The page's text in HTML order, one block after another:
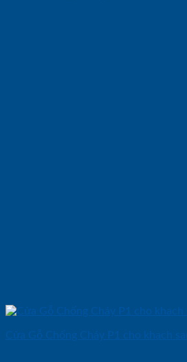
Cửa Gỗ Chống Cháy P1 cho khach san